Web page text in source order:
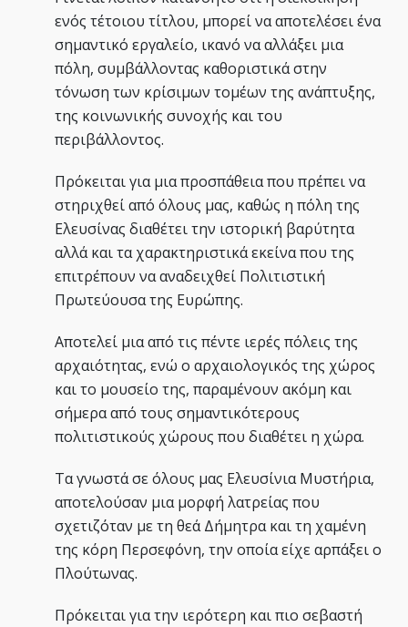
ενός τέτοιου τίτλου, μπορεί να αποτελέσει ένα
σημαντικό εργαλείο, ικανό να αλλάξει μια
πόλη, συμβάλλοντας καθοριστικά στην
τόνωση των κρίσιμων τομέων της ανάπτυξης,
της κοινωνικής συνοχής και του
περιβάλλοντος.
Πρόκειται για μια προσπάθεια που πρέπει να
στηριχθεί από όλους μας, καθώς η πόλη της
Ελευσίνας διαθέτει την ιστορική βαρύτητα
αλλά και τα χαρακτηριστικά εκείνα που της
επιτρέπουν να αναδειχθεί Πολιτιστική
Πρωτεύουσα της Ευρώπης.
Αποτελεί μια από τις πέντε ιερές πόλεις της
αρχαιότητας, ενώ ο αρχαιολογικός της χώρος
και το μουσείο της, παραμένουν ακόμη και
σήμερα από τους σημαντικότερους
πολιτιστικούς χώρους που διαθέτει η χώρα.
Τα γνωστά σε όλους μας Ελευσίνια Μυστήρια,
αποτελούσαν μια μορφή λατρείας που
σχετιζόταν με τη θεά Δήμητρα και τη χαμένη
της κόρη Περσεφόνη, την οποία είχε αρπάξει ο
Πλούτωνας.
Πρόκειται για την ιερότερη και πιο σεβαστή